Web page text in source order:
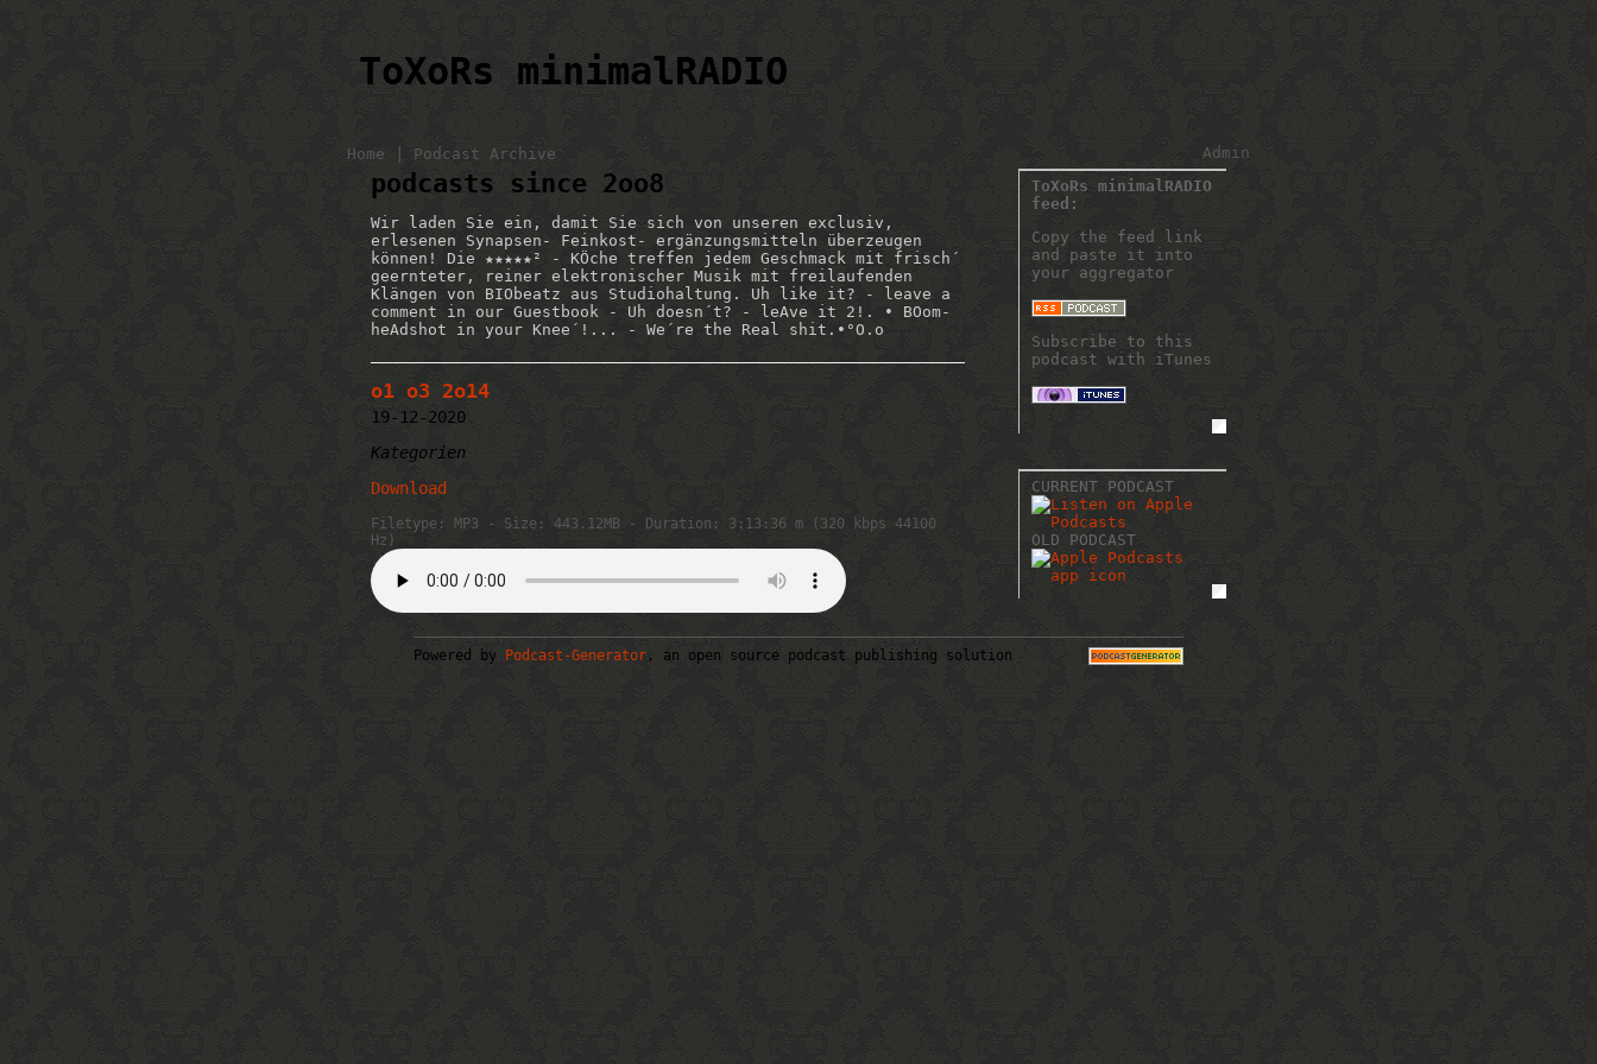
ToXoRs minimalRADIO
Admin
Home
Podcast Archive
ToXoRs minimalRADIO
feed:
Copy the feed link
and paste it into
your aggregator
Subscribe to this
podcast with iTunes
CURRENT PODCAST
OLD PODCAST
podcasts since 2oo8
Wir laden Sie ein, damit Sie sich von unseren exclusiv,
erlesenen Synapsen- Feinkost- ergänzungsmitteln überzeugen
können! Die ★★★★★² - KÖche treffen jedem Geschmack mit frisch´
geernteter, reiner elektronischer Musik mit freilaufenden
Klängen von BIObeatz aus Studiohaltung. Uh like it? - leave a
comment in our Guestbook - Uh doesn´t? - leAve it 2!. • BOom-
heAdshot in your Knee´!... - We´re the Real shit.•°O.o
o1 o3 2o14
19-12-2020
Kategorien
Download
Filetype: MP3 - Size: 443.12MB - Duration: 3:13:36 m (320 kbps 44100
Hz)
Powered by Podcast-Generator , an open source podcast publishing solution